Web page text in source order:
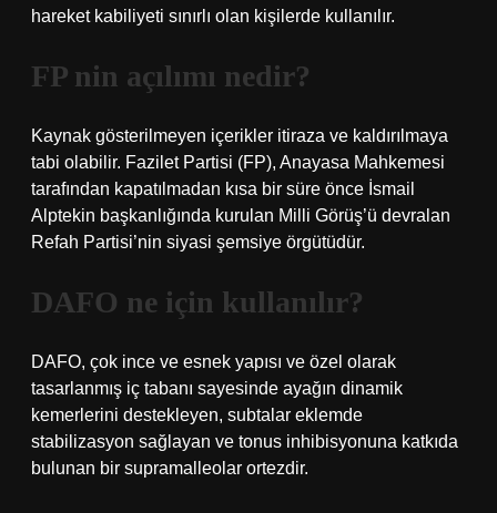
hareket kabiliyeti sınırlı olan kişilerde kullanılır.
FP nin açılımı nedir?
Kaynak gösterilmeyen içerikler itiraza ve kaldırılmaya
tabi olabilir. Fazilet Partisi (FP), Anayasa Mahkemesi
tarafından kapatılmadan kısa bir süre önce İsmail
Alptekin başkanlığında kurulan Milli Görüş’ü devralan
Refah Partisi’nin siyasi şemsiye örgütüdür.
DAFO ne için kullanılır?
DAFO, çok ince ve esnek yapısı ve özel olarak
tasarlanmış iç tabanı sayesinde ayağın dinamik
kemerlerini destekleyen, subtalar eklemde
stabilizasyon sağlayan ve tonus inhibisyonuna katkıda
bulunan bir supramalleolar ortezdir.